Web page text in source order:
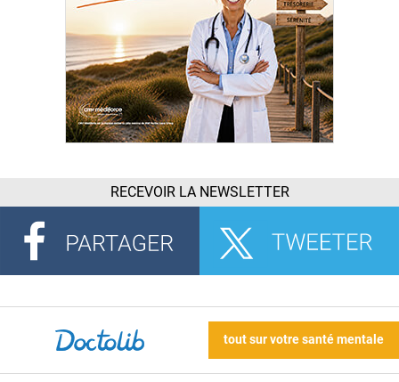
RECEVOIR LA NEWSLETTER
tout sur votre santé mentale